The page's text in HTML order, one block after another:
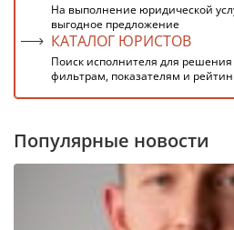
На выполнение юридической
выгодное предложение
КАТАЛОГ ЮРИСТОВ
Поиск исполнителя для
фильтрам, показателям и
Популярные новости